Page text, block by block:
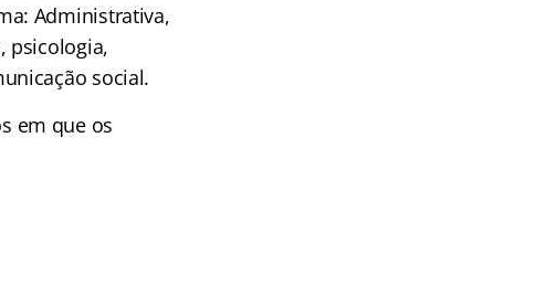
Administrativa,
psicologia,
social.
em que os